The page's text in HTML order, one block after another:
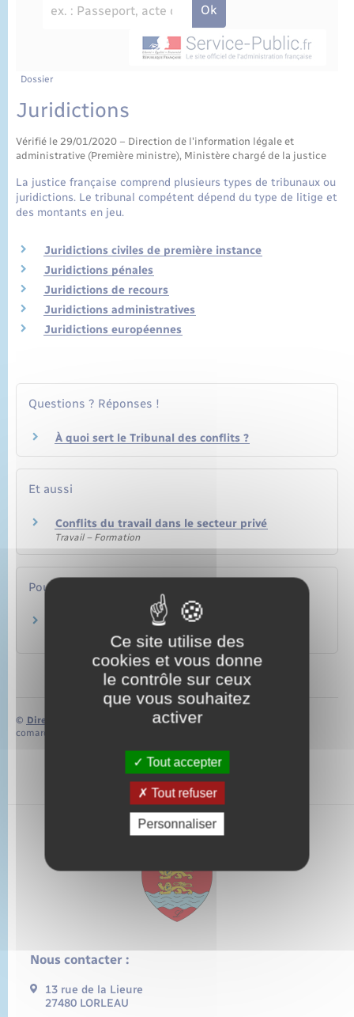
État civil
Cimetière communal
Dossier
Juridictions
Vérifié le 29/01/2020 – Direction de l'information légale et
administrative (Première ministre), Ministère chargé de la justice
La justice française comprend plusieurs types de tribunaux ou
juridictions. Le tribunal compétent dépend du type de litige et
des montants en jeu.
Juridictions civiles de première instance
Juridictions pénales
Juridictions de recours
Juridictions administratives
Juridictions européennes
Questions ? Réponses !
À quoi sert le Tribunal des conflits ?
Et aussi
Conflits du travail dans le secteur privé
Travail – Formation
Pour en savoir plus
Organisation de la justice en France
Ministère chargé de la justice
© Direction de l’information légale et administrative
comarquage developpé par
Nous contacter :
13 rue de la Lieure
27480 LORLEAU
Ce site utilise des
cookies et vous donne
le contrôle sur ceux
que vous souhaitez
activer
Tout accepter
Tout refuser
Personnaliser